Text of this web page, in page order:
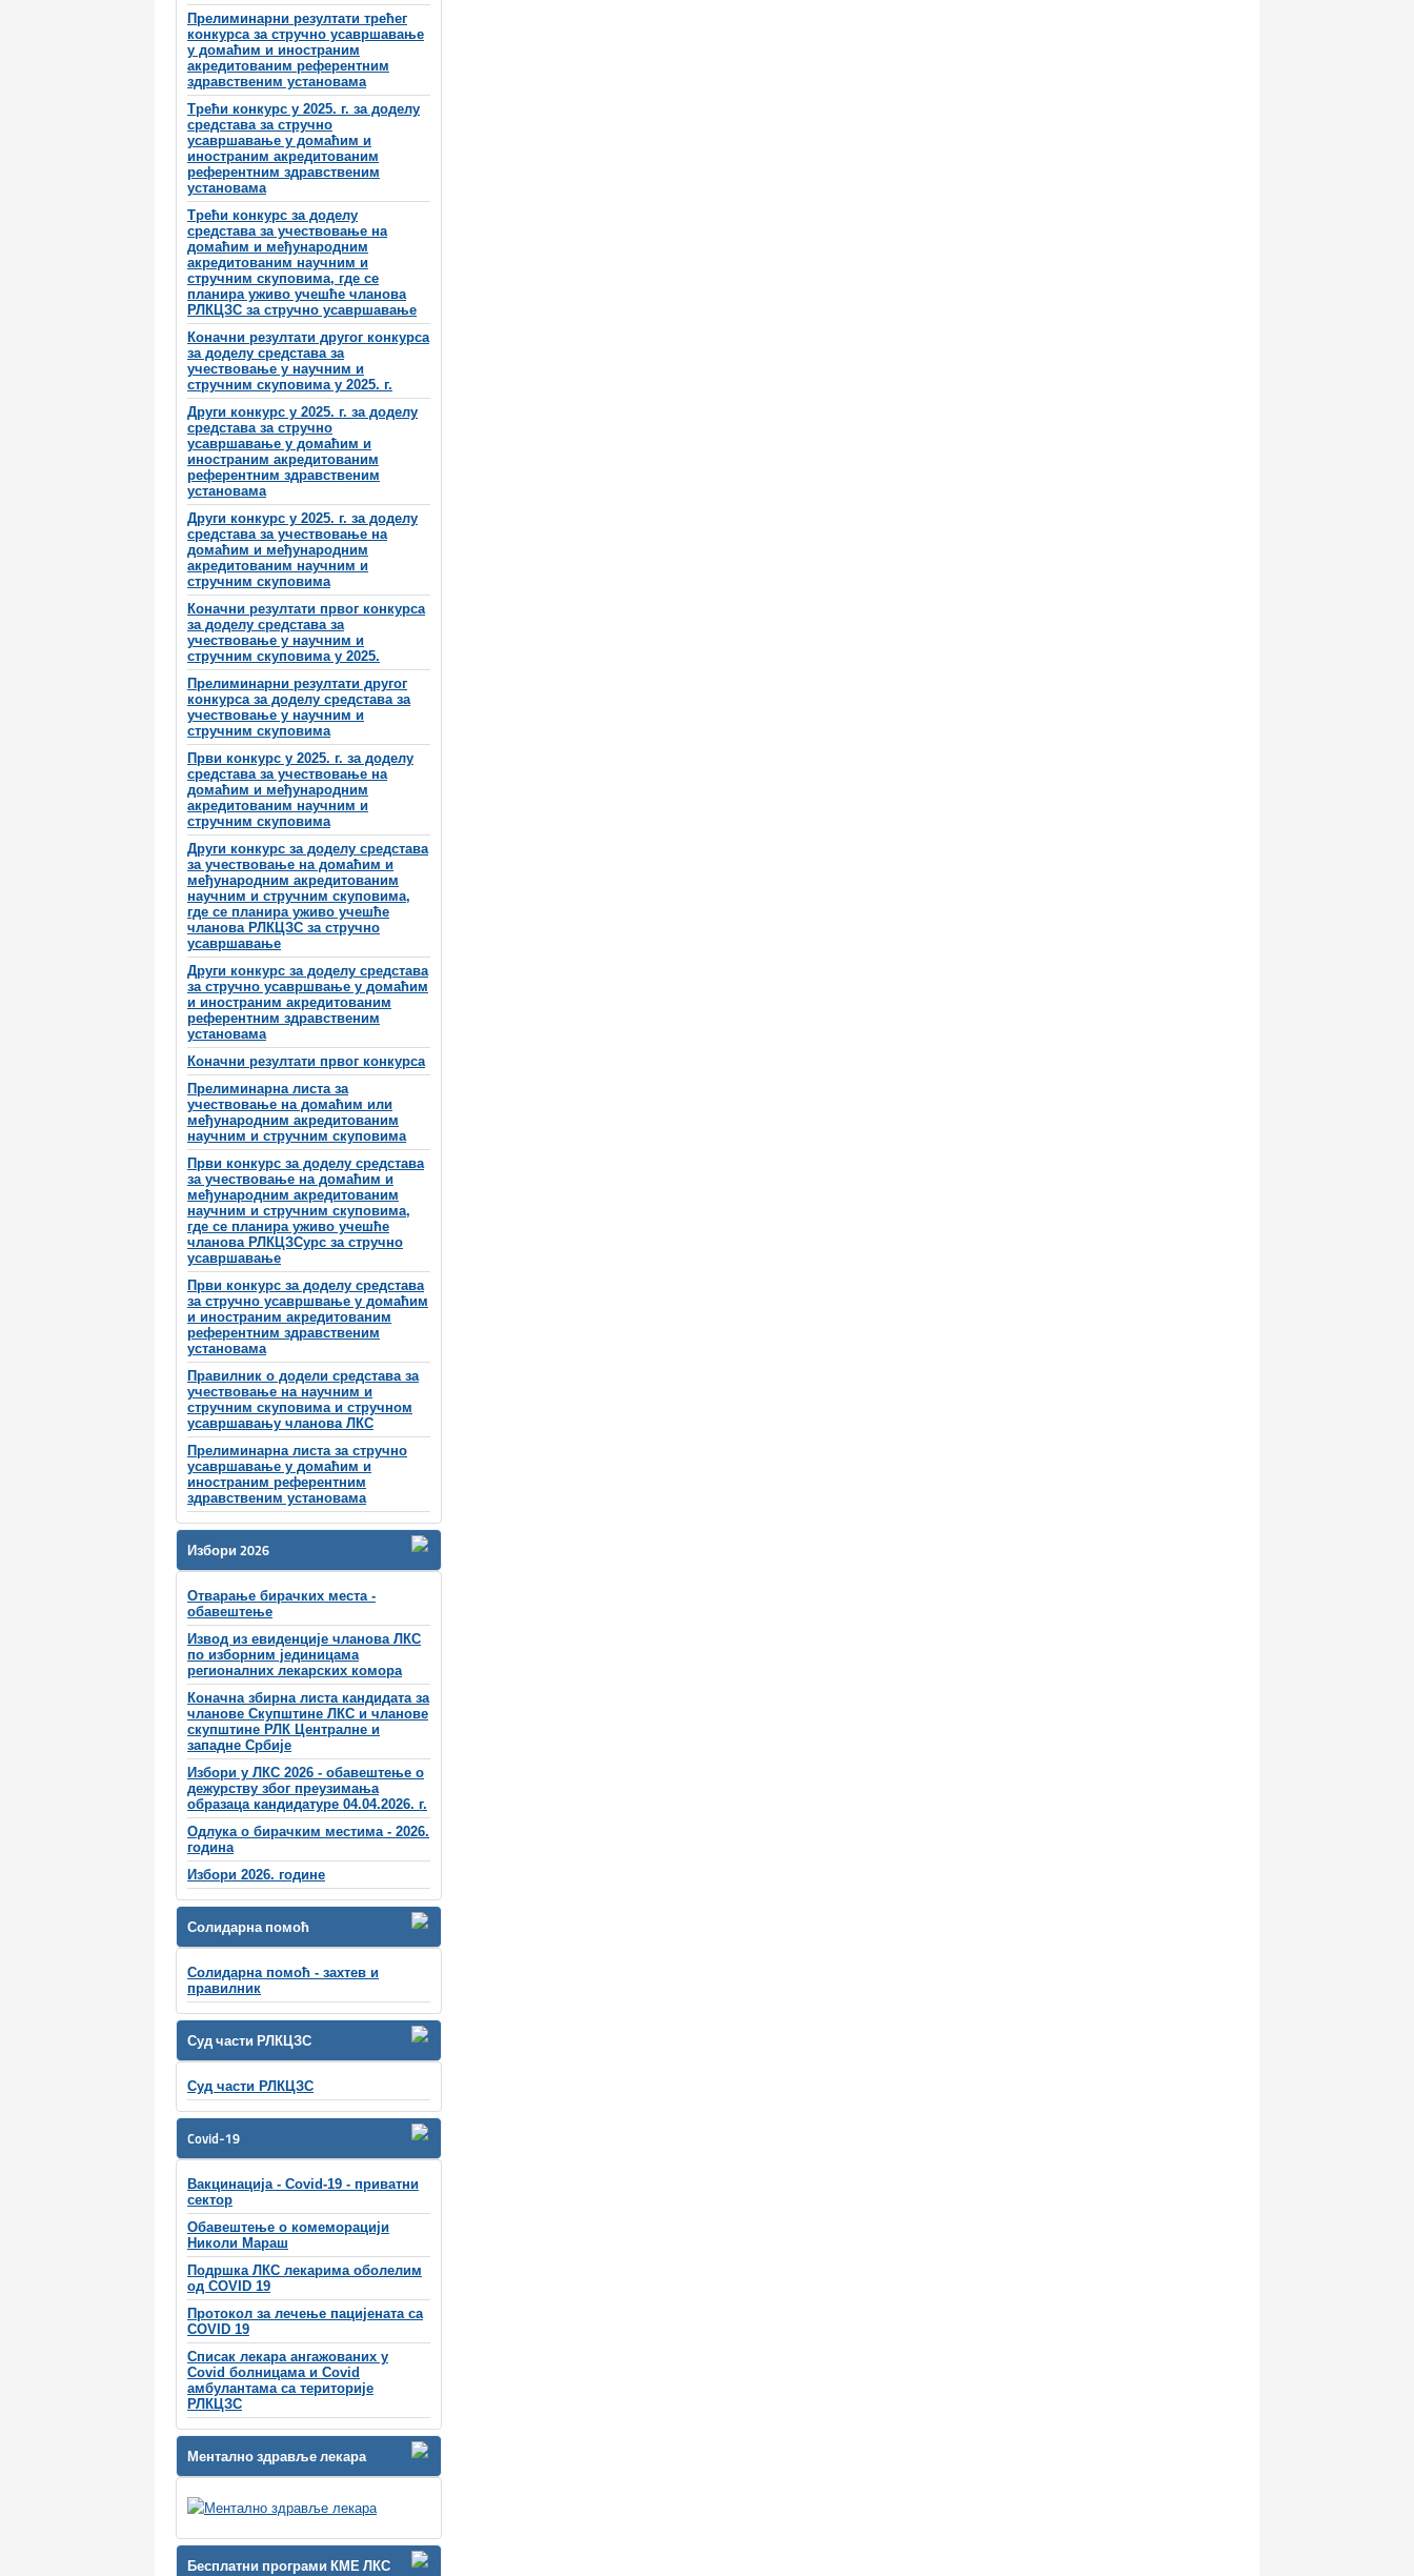
Прелиминарни резултати трећег
конкурса за стручно усавршавање
у домаћим и иностраним
акредитованим референтним
здравственим установама
Трећи конкурс у 2025. г. за доделу
средстава за стручно
усавршавање у домаћим и
иностраним акредитованим
референтним здравственим
установама
Трећи конкурс за доделу
средстава за учествовање на
домаћим и међународним
акредитованим научним и
стручним скуповима, где се
планира уживо учешће чланова
РЛКЦЗС за стручно усавршавање
Коначни резултати другог конкурса
за доделу средстава за
учествовање у научним и
стручним скуповима у 2025. г.
Други конкурс у 2025. г. за доделу
средстава за стручно
усавршавање у домаћим и
иностраним акредитованим
референтним здравственим
установама
Други конкурс у 2025. г. за доделу
средстава за учествовање на
домаћим и међународним
акредитованим научним и
стручним скуповима
Коначни резултати првог конкурса
за доделу средстава за
учествовање у научним и
стручним скуповима у 2025.
Прелиминарни резултати другог
конкурса за доделу средстава за
учествовање у научним и
стручним скуповима
Први конкурс у 2025. г. за доделу
средстава за учествовање на
домаћим и међународним
акредитованим научним и
стручним скуповима
Други конкурс за доделу средстава
за учествовање на домаћим и
међународним акредитованим
научним и стручним скуповима,
где се планира уживо учешће
чланова РЛКЦЗС за стручно
усавршавање
Други конкурс за доделу средстава
за стручно усавршвање у домаћим
и иностраним акредитованим
референтним здравственим
установама
Коначни резултати првог конкурса
Прелиминарна листа за
учествовање на домаћим или
међународним акредитованим
научним и стручним скуповима
Први конкурс за доделу средстава
за учествовање на домаћим и
међународним акредитованим
научним и стручним скуповима,
где се планира уживо учешће
чланова РЛКЦЗСурс за стручно
усавршавање
Први конкурс за доделу средстава
за стручно усавршвање у домаћим
и иностраним акредитованим
референтним здравственим
установама
Правилник о додели средстава за
учествовање на научним и
стручним скуповима и стручном
усавршавању чланова ЛКС
Прелиминарна листа за стручно
усавршавање у домаћим и
иностраним референтним
здравственим установама
Избори 2026
Отварање бирачких места -
обавештење
Извод из евиденције чланова ЛКС
по изборним јединицама
регионалних лекарских комора
Коначна збирна листа кандидата за
чланове Скупштине ЛКС и чланове
скупштинe РЛК Централне и
западне Србије
Избори у ЛКС 2026 - обавештење о
дежурству због преузимања
образаца кандидатуре 04.04.2026. г.
Одлука о бирачким местима - 2026.
година
Избори 2026. године
Солидарна помоћ
Солидарна помоћ - захтев и
правилник
Суд части РЛКЦЗС
Суд части РЛКЦЗС
Covid-19
Вакцинација - Covid-19 - приватни
сектор
Обавештење о комеморацији
Николи Мараш
Подршка ЛКС лекарима оболелим
од COVID 19
Протокол за лечење пацијената са
COVID 19
Списак лекара ангажованих у
Covid болницама и Covid
амбулантама са територије
РЛКЦЗС
Ментално здравље лекара
Бесплатни програми КМЕ ЛКС